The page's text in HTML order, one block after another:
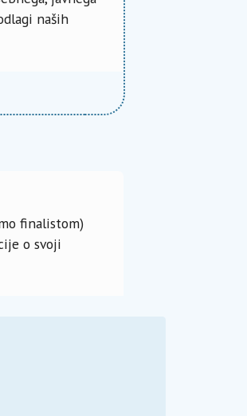
naših
finalistom)
o svoji